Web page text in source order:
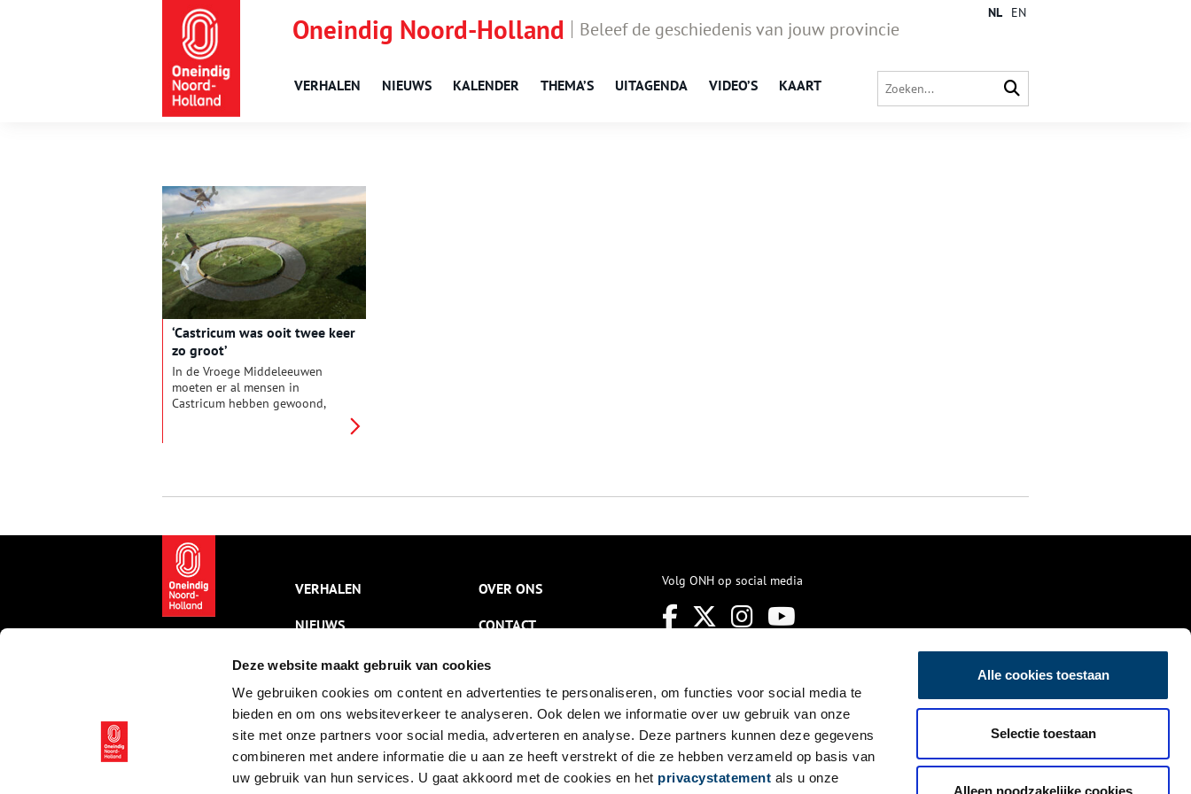
Deze website maakt gebruik van cookies
We gebruiken cookies om content en advertenties te personaliseren, om functies voor social media te
bieden en om ons websiteverkeer te analyseren. Ook delen we informatie over uw gebruik van onze
site met onze partners voor social media, adverteren en analyse. Deze partners kunnen deze gegevens
combineren met andere informatie die u aan ze heeft verstrekt of die ze hebben verzameld op basis van
uw gebruik van hun services. U gaat akkoord met de cookies en het privacystatement als u onze
Alle cookies toestaan
Selectie toestaan
Alleen noodzakelijke cookies
Oneindig Noord-Holland Beleef de geschiedenis van jouw provincie
VERHALEN NIEUWS KALENDER THEMA’S UITAGENDA VIDEO’S KAART
NL EN
‘Castricum was ooit twee keer
zo groot’
In de Vroege Middeleeuwen
moeten er al mensen in
Castricum hebben gewoond,
voor een gesprek met Hans van
VERHALEN
NIEUWS
KALENDER
THEMA’S
ACTIVITEITEN
VIDEO’S
OVER ONS
CONTACT
NIEUWSBRIEF
DISCLAIMER
PRIVACY
TOEGANKELIJKHEID
Volg ONH op social media